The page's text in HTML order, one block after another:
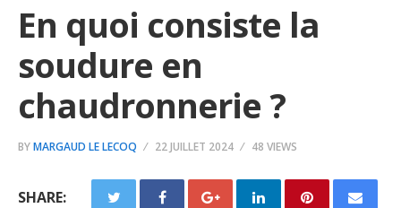
En quoi consiste la
soudure en
chaudronnerie ?
BYMARGAUD LE LECOQ 22 JUILLET 2024 48 VIEWS
SHARE: